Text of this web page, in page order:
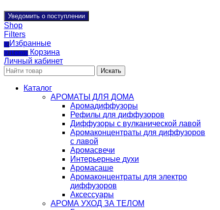
Уведомить о поступлении
Shop
Filters
0 Избранные
0 items Корзина
Личный кабинет
Искать
Каталог
АРОМАТЫ ДЛЯ ДОМА
Аромадиффузоры
Рефилы для диффузоров
Диффузоры с вулканической лавой
Аромаконцентраты для диффузоров
с лавой
Аромасвечи
Интерьерные духи
Аромасаше
Аромаконцентраты для электро
диффузоров
Аксессуары
АРОМА УХОД ЗА ТЕЛОМ